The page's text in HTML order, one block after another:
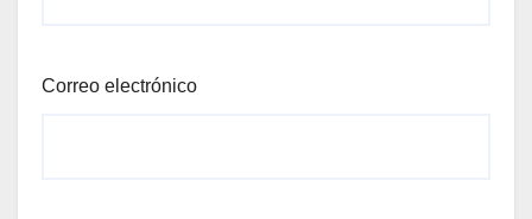
Correo electrónico